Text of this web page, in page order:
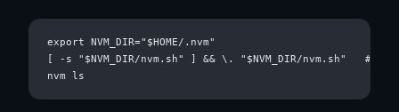
export NVM_DIR="$HOME/.nvm"
[ -s "$NVM_DIR/nvm.sh" ] && \. "$NVM_DIR/nvm.sh"   # nvm